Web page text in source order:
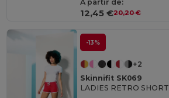
A partir de:
12,45 €20,20 €
-13%
+2
Skinnifit SK069
LADIES RETRO SHORT